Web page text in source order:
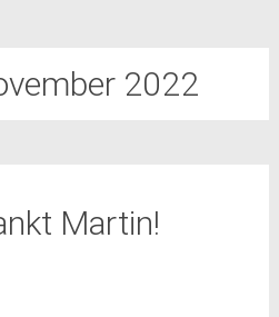
2022
Martin!